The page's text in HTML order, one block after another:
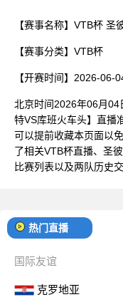
【赛事名称】 VTB杯 圣
【赛事分类】 VTB杯
【开赛时间】 2026-06-
北京时间2026年06月04
特VS库班火车头】直播
可以提前收藏本页面以
了相关VTB杯直播、圣
比赛列表以及两队历史
热门直播
国际友谊
克罗地亚